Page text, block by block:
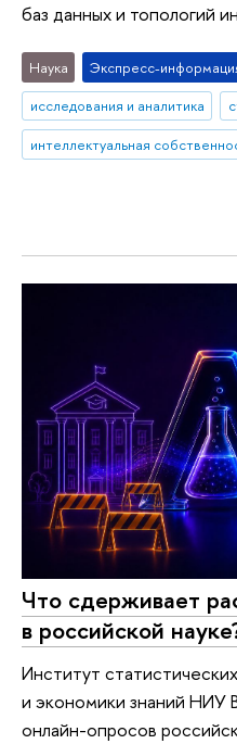
баз данных и топологий
Наука Экспресс-
исследования и аналитика
интеллектуальная
Что сдерживает
в российской
Институт
и экономики знаний НИУ
онлайн-опросов